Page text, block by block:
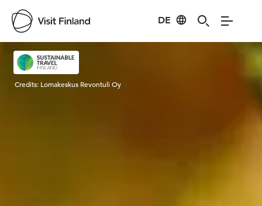
DE
Visit Finland
Credits: Lomakeskus Revontuli Oy